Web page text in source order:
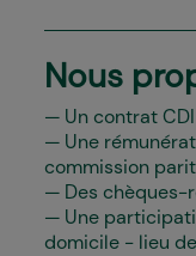
Nous
Un contrat
Une
commission
Des chèques-
Une
domicile - lieu